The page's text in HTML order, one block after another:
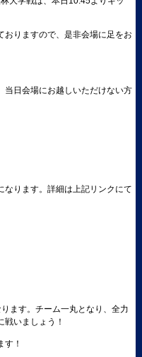
おりますので、是非会場に足をお
当日会場にお越しいただけない方
ります。詳細は上記リンクにて
ます。チーム一丸となり、全力
いましょう！
す！